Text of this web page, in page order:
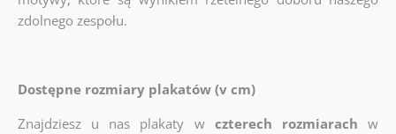
zdolnego zespołu.
Dostępne rozmiary plakatów (v cm)
Znajdziesz u nas plakaty w czterech rozmiarach
w